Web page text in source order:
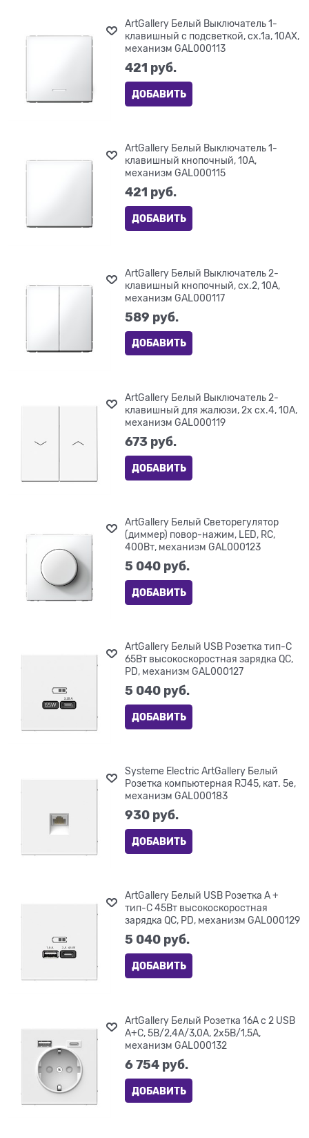
ArtGallery Белый Выключатель 1-
клавишный с подсветкой, сх.1а, 10АХ,
механизм GAL000113
421 руб.
ДОБАВИТЬ
ArtGallery Белый Выключатель 1-
клавишный кнопочный, 10А,
механизм GAL000115
421 руб.
ДОБАВИТЬ
ArtGallery Белый Выключатель 2-
клавишный кнопочный, сх.2, 10А,
механизм GAL000117
589 руб.
ДОБАВИТЬ
ArtGallery Белый Выключатель 2-
клавишный для жалюзи, 2х сх.4, 10А,
механизм GAL000119
673 руб.
ДОБАВИТЬ
ArtGallery Белый Светорегулятор
(диммер) повор-нажим, LED, RC,
400Вт, механизм GAL000123
5 040 руб.
ДОБАВИТЬ
ArtGallery Белый USB Розетка тип-С
65Вт высокоскоростная зарядка QC,
PD, механизм GAL000127
5 040 руб.
ДОБАВИТЬ
Systeme Electric ArtGallery Белый
Розетка компьютерная RJ45, кат. 5е,
механизм GAL000183
930 руб.
ДОБАВИТЬ
ArtGallery Белый USB Розетка A +
тип-C 45Вт высокоскоростная
зарядка QC, PD, механизм GAL000129
5 040 руб.
ДОБАВИТЬ
ArtGallery Белый Розетка 16А с 2 USB
A+C, 5В/2,4А/3,0А, 2х5В/1,5А,
механизм GAL000132
6 754 руб.
ДОБАВИТЬ